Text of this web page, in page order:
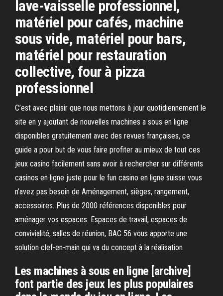
lave-vaisselle professionnel,
matériel pour cafés, machine
sous vide, matériel pour bars,
matériel pour restauration
collective, four à pizza
professionnel
C’est avec plaisir que nous mettons à jour quotidiennement le
site en y ajoutant de nouvelles machines a sous en ligne
disponibles gratuitement avec des revues françaises, ce
guide a pour but de vous faire profiter au mieux de tout ces
jeux casino facilement sans avoir à rechercher sur différents
casinos en ligne juste pour le fun casino en ligne suisse vous
n’avez pas besoin de Aménagement, sièges, rangement,
accessoires. Plus de 2000 références disponibles pour
aménager vos espaces. Espaces de travail, espaces de
convivialité, salles de réunion, BAC 56 vous apporte une
solution clef-en-main qui va du concept à la réalisation
Les machines à sous en ligne [archive]
font partie des jeux les plus populaires